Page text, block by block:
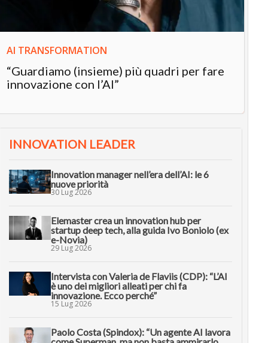
AI TRANSFORMATION
“Guardiamo (insieme) più quadri per fare
innovazione con l’AI”
INNOVATION LEADER
Innovation manager nell’era dell’AI: le 6
nuove priorità
30 Lug 2026
Elemaster crea un innovation hub per
startup deep tech, alla guida Ivo Boniolo (ex
e-Novia)
29 Lug 2026
Intervista con Valeria de Flaviis (CDP): “L’AI
è uno dei migliori alleati per chi fa
innovazione. Ecco perché”
15 Lug 2026
Paolo Costa (Spindox): “Un agente AI lavora